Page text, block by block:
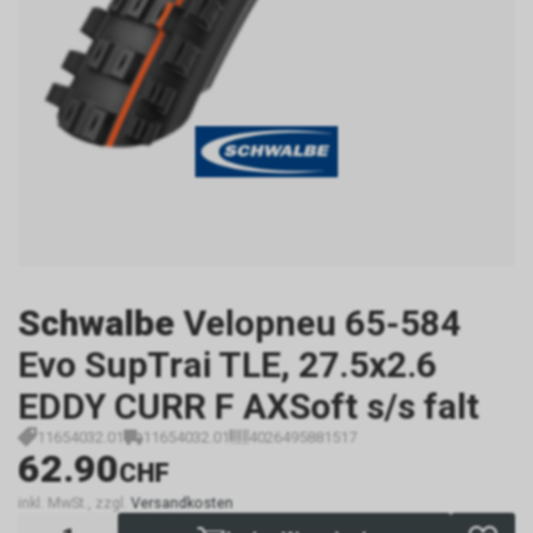
Schwalbe Velopneu 65-584
Evo SupTrai TLE, 27.5x2.6
EDDY CURR F AXSoft s/s falt
11654032.01 11654032.01 4026495881517
62.90CHF
inkl. MwSt., zzgl. Versandkosten